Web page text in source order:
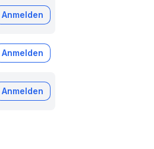
Anmelden
Anmelden
Anmelden